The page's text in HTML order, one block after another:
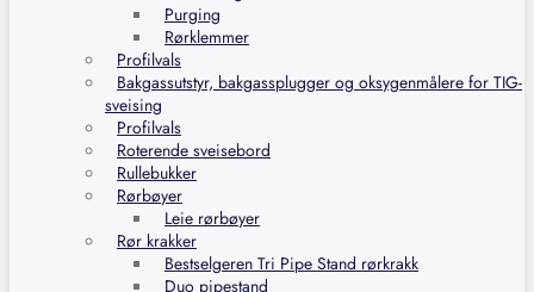
Purging
Rørklemmer
Profilvals
Bakgassutstyr, bakgassplugger og oksygenmålere for TIG-
sveising
Profilvals
Roterende sveisebord
Rullebukker
Rørbøyer
Leie rørbøyer
Rør krakker
Bestselgeren Tri Pipe Stand rørkrakk
Duo pipestand